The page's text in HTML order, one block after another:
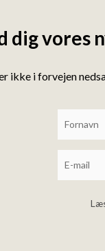
dig vores
ikke i forvejen